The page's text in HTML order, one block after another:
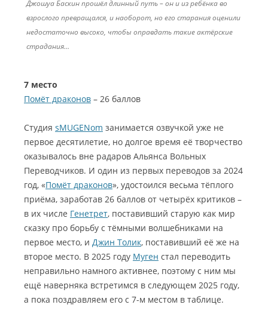
Джошуа Баскин прошёл длинный путь – он и из ребёнка во
взрослого превращался, и наоборот, но его старания оценили
недостаточно высоко, чтобы оправдать такие актёрские
страдания…
7 место
Помёт драконов – 26 баллов
Студия sMUGENom занимается озвучкой уже не
первое десятилетие, но долгое время её творчество
оказывалось вне радаров Альянса Вольных
Переводчиков. И один из первых переводов за 2024
год, «Помёт драконов», удостоился весьма тёплого
приёма, заработав 26 баллов от четырёх критиков –
в их числе Генетрет, поставивший старую как мир
сказку про борьбу с тёмными волшебниками на
первое место, и Джин Толик, поставивший её же на
второе место. В 2025 году Муген стал переводить
неправильно намного активнее, поэтому с ним мы
ещё наверняка встретимся в следующем 2025 году,
а пока поздравляем его с 7-м местом в таблице.